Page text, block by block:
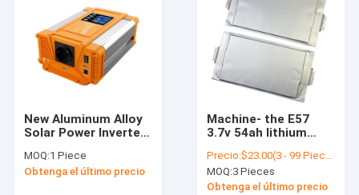
New Aluminum Alloy
Solar Power Inverter
LCD Remote Control
Display
MOQ:1 Piece
Obtenga el último precio
Machine- the E57
3.7v 54ah lithium
electric vehicle
inverter high power
discharge equipment
Precio:$23.00(3 - 99 Pieces) $20.00(>=100 Pieces)
MOQ:3 Pieces
Obtenga el último precio